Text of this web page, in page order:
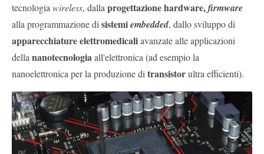
tecnologiawireless, dallaprogettazione hardware,firmware
alla programmazione disistemiembedded, dallo sviluppo di
apparecchiature elettromedicaliavanzate alle applicazioni
dellananotecnologiaall'elettronica (ad esempio la
nanoelettronica per la produzione ditransistorultra efficienti).